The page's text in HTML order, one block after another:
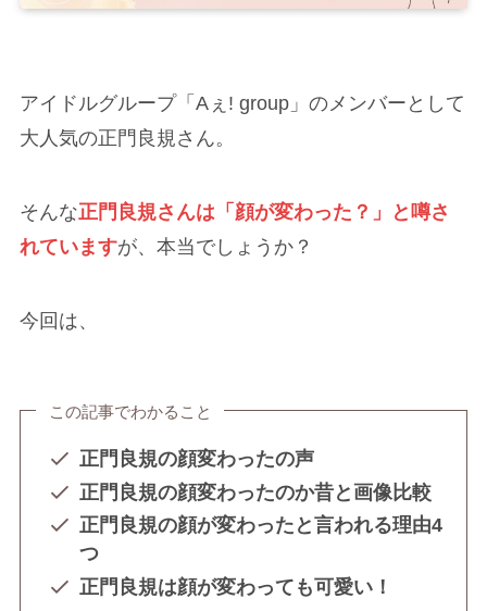
アイドルグループ「Aぇ! group」のメンバーとして
大人気の正門良規さん。
そんな正門良規さんは「顔が変わった？」と噂さ
れていますが、本当でしょうか？
今回は、
この記事でわかること
正門良規の顔変わったの声
正門良規の顔変わったのか昔と画像比較
正門良規の顔が変わったと言われる理由4
つ
正門良規は顔が変わっても可愛い！